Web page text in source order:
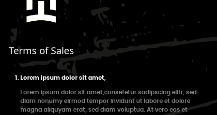
Terms of Sales
Lorem ipsum dolor sit amet,
Lorem ipsum dolor sit amet,consetetur sadipscing elitr, sed
diam nonumy eirmod tempor invidunt ut labore et dolore
magna aliquyam erat, sed diam voluptua. At vero eos et